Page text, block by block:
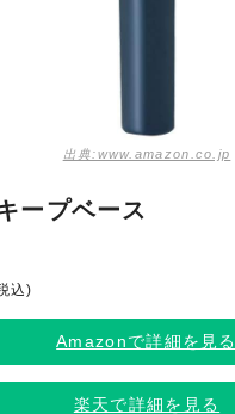
出典:www.amazon.co.jp
ープベース
込)
Amazonで詳細を見る
楽天で詳細を見る